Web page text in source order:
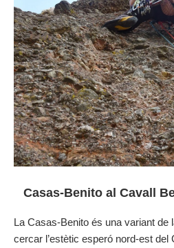
Casas-Benito al Cavall
La Casas-Benito és una variant de
cercar l’estètic esperó nord-est